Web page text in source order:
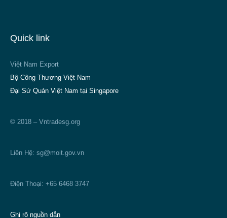
Quick link
Việt Nam Export
Bộ Công Thương Việt Nam
Đại Sứ Quán Việt Nam tại Singapore
© 2018 – Vntradesg.org
Liên Hệ: sg@moit.gov.vn
Điện Thoại: +65 6468 3747
Ghi rõ nguồn dẫn